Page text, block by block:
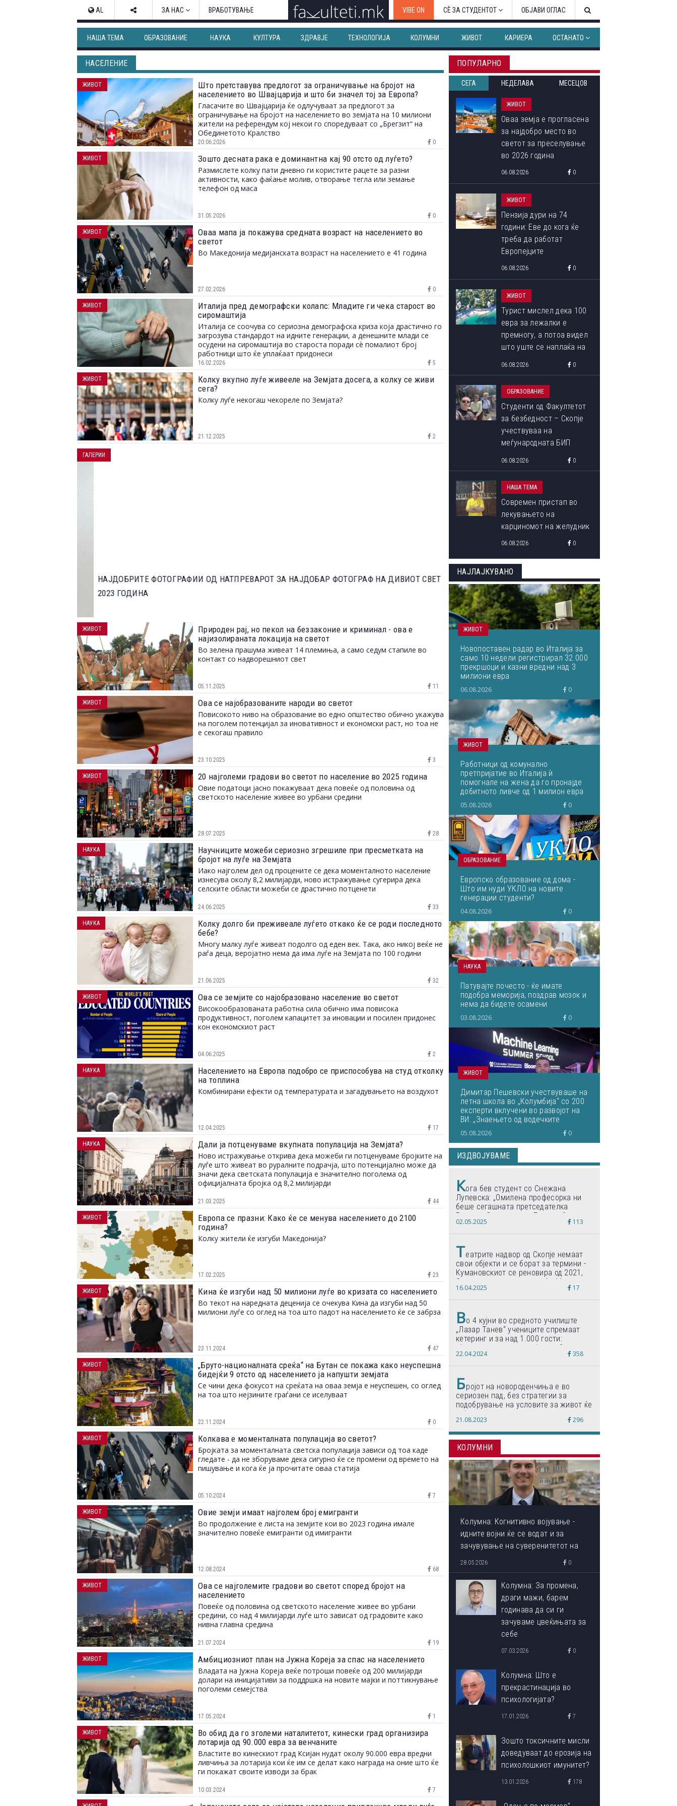
AL ЗА НАС ВРАБОТУВАЊЕ VIBE ON СЀ ЗА СТУДЕНТОТ ОБЈАВИ ОГЛАС
НАША ТЕМА ОБРАЗОВАНИЕ НАУКА КУЛТУРА ЗДРАВЈЕ ТЕХНОЛОГИЈА КОЛУМНИ ЖИВОТ КАРИЕРА ОСТАНАТО
НАСЕЛЕНИЕ
Што претставува предлогот за ограничување на бројот на
населението во Швајцарија и што би значел тој за Европа?
Гласачите во Швајцарија ќе одлучуваат за предлогот за
ограничување на бројот на населението во земјата на 10 милиони
жители на референдум кој некои го споредуваат со „Брегзит“ на
Обединетото Кралство
20.06.2026 0
ЖИВОТ
Зошто десната рака е доминантна кај 90 отсто од луѓето?
Размислете колку пати дневно ги користите рацете за разни
активности, како фаќање молив, отворање тегла или земање
телефон од маса
31.05.2026 0
ЖИВОТ
Оваа мапа ја покажува средната возраст на населението во
светот
Во Македонија медијанската возраст на населението е 41 година
27.02.2026 0
ЖИВОТ
Италија пред демографски колапс: Младите ги чека старост во
сиромаштија
Италија се соочува со сериозна демографска криза која драстично го
загрозува стандардот на идните генерации, а денешните млади се
осудени на сиромаштија во староста поради сè помалиот број
работници што ќе уплаќаат придонеси
16.02.2026 5
ЖИВОТ
Колку вкупно луѓе живееле на Земјата досега, а колку се живи
сега?
Колку луѓе некогаш чекореле по Земјата?
21.12.2025 2
ЖИВОТ
НАЈДОБРИТЕ ФОТОГРАФИИ ОД НАТПРЕВАРОТ ЗА НАЈДОБАР ФОТОГРАФ НА ДИВИОТ СВЕТ НА
2023 ГОДИНА
ОВА СЕ ПОБЕДНИЧКИТЕ ФОТОГРАФИИ ОД
ФОТОГРАФИЈА ОД ПРИРОДАТА ЗА 2023 ГОДИНА
ГАЛЕРИИ
Природен рај, но пекол на беззаконие и криминал - ова е
најизолираната локација на светот
Во зелена прашума живеат 14 племиња, а само седум стапиле во
контакт со надворешниот свет
05.11.2025 11
ЖИВОТ
Ова се најобразованите народи во светот
Повисокото ниво на образование во едно општество обично укажува
на поголем потенцијал за иновативност и економски раст, но тоа не
е секогаш правило
23.10.2025 3
ЖИВОТ
20 најголеми градови во светот по население во 2025 година
Овие податоци јасно покажуваат дека повеќе од половина од
светското население живее во урбани средини
28.07.2025 28
ЖИВОТ
Научниците можеби сериозно згрешиле при пресметката на
бројот на луѓе на Земјата
Иако најголем дел од процените се дека моменталното население
изнесува околу 8,2 милијарди, ново истражување сугерира дека
селските области можеби се драстично потценети
24.06.2025 33
НАУКА
Колку долго би преживеале луѓето откако ќе се роди последното
бебе?
Многу малку луѓе живеат подолго од еден век. Така, ако никој веќе не
раѓа деца, веројатно нема да има луѓе на Земјата по 100 години
21.06.2025 32
НАУКА
Ова се земјите со најобразовано население во светот
Високообразованата работна сила обично има повисока
продуктивност, поголем капацитет за иновации и посилен придонес
кон економскиот раст
04.06.2025 2
ЖИВОТ
Населението на Европа подобро се приспособува на студ отколку
на топлина
Комбинирани ефекти од температурата и загадувањето на воздухот
12.04.2025 17
НАУКА
Дали ја потценуваме вкупната популација на Земјата?
Ново истражување открива дека можеби ги потценуваме бројките на
луѓе што живеат во руралните подрачја, што потенцијално може да
значи дека светската популација е значително поголема од
официјалната бројка од 8,2 милијарди
21.03.2025 44
НАУКА
Европа се празни: Како ќе се менува населението до 2100
година?
Колку жители ќе изгуби Македонија?
17.02.2025 23
ЖИВОТ
Кина ќе изгуби над 50 милиони луѓе во кризата со населението
Во текот на наредната деценија се очекува Кина да изгуби над 50
милиони луѓе со оглед на тоа што падот на населението ќе се забрза
23.11.2024 47
ЖИВОТ
„Бруто-националната среќа“ на Бутан се покажа како неуспешна
бидејќи 9 отсто од населението ја напушти земјата
Се чини дека фокусот на среќата на оваа земја е неуспешен, со оглед
на тоа што нејзините граѓани се иселуваат
22.11.2024 0
ЖИВОТ
Колкава е моменталната популација во светот?
Бројката за моменталната светска популација зависи од тоа каде
гледате - да не зборуваме дека сигурно ќе се промени од времето на
пишување и кога ќе ја прочитате оваа статија
05.10.2024 7
ЖИВОТ
Овие земји имаат најголем број емигранти
Во продолжение е листа на земјите кои во 2023 година имале
значително повеќе емигранти од имигранти
12.08.2024 68
ЖИВОТ
Ова се најголемите градови во светот според бројот на
населението
Повеќе од половина од светското население живее во урбани
средини, со над 4 милијарди луѓе што зависат од градовите како
нивна главна средина
21.07.2024 19
ЖИВОТ
Амбициозниот план на Јужна Кореја за спас на населението
Владата на Јужна Кореја веќе потроши повеќе од 200 милијарди
долари на иницијативи за поддршка на новите мајки и поттикнување
поголеми семејства
17.05.2024 1
ЖИВОТ
Во обид да го зголеми наталитетот, кинески град организира
лотарија од 90.000 евра за венчаните
Властите во кинескиот град Ксијан нудат околу 90.000 евра вредни
ливчиња за лотарија кои ќе им се делат како награда на оние што ќе
ги покажат своите изводи за брак
10.03.2024 7
ЖИВОТ
ПОПУЛАРНО
СЕГА НЕДЕЛАВА МЕСЕЦОВ
ЖИВОТ
Оваа земја е прогласена
за најдобро место во
светот за преселување
во 2026 година
06.08.2026 0
ЖИВОТ
Пензија дури на 74
години: Еве до кога ќе
треба да работат
Европејците
06.08.2026 0
ЖИВОТ
Турист мислел дека 100
евра за лежалки е
премногу, а потоа видел
што уште се наплаќа на
06.08.2026 0
ОБРАЗОВАНИЕ
Студенти од Факултетот
за безбедност – Скопје
учествуваа на
меѓународната БИП
06.08.2026 0
НАША ТЕМА
Современ пристап во
лекувањето на
карциномот на желудник
06.08.2026 0
НАЈЛАЈКУВАНО
ЖИВОТ
Новопоставен радар во Италија за
само 10 недели регистрирал 32.000
прекршоци и казни вредни над 3
милиони евра
06.08.2026 0
ЖИВОТ
Работници од комунално
претпријатие во Италија ѝ
помогнале на жена да го пронајде
добитното ливче од 1 милион евра
кое завршило на депонија
05.08.2026 0
ОБРАЗОВАНИЕ
Европско образование од дома -
Што им нуди УКЛО на новите
генерации студенти?
04.08.2026 0
НАУКА
Патувајте почесто - ќе имате
подобра меморија, поздрав мозок и
нема да бидете осамени
03.08.2026 0
ЖИВОТ
Димитар Пешевски учествуваше на
летна школа во „Колумбија“ со 200
експерти вклучени во развојот на
ВИ: „Знаењето од водечките
светски ВИ-истражувачи ќе им го
пренесам на студентите“
05.08.2026 0
ИЗДВОЈУВАМЕ
Кога бев студент со Снежана
Лупевска: „Омилена професорка ни
беше сегашната претседателка
Гордана Сиљановска-Давкова“
02.05.2025 113
Театрите надвор од Скопје немаат
свои објекти и се борат за термини -
Кумановскиот се реновира од 2021,
Струмичкиот се гради веќе 11 години
16.04.2025 17
Во 4 кујни во средното училиште
„Лазар Танев“ учениците спремаат
кетеринг и за над 1.000 гости:
„Формиравме компанија и работиме
по светски стандарди“
22.04.2024 358
Бројот на новороденчиња е во
сериозен пад, без стратегии за
подобрување на условите за живот ќе
дојде до затворање на училишта,
предупредуваат експертите
21.08.2023 296
КОЛУМНИ
Колумна: Когнитивно војување -
идните војни ќе се водат и за
зачувување на суверенитетот на
сопствениот ум
28.05.2026 0
Колумна: За промена,
драги мажи, барем
годинава да си ги
зачуваме цвеќињата за
себе
07.03.2026 0
Колумна: Што е
прекрастинација во
психологијата?
17.01.2026 7
Зошто токсичните мисли
доведуваат до ерозија на
психолошкиот имунитет?
13.01.2026 178